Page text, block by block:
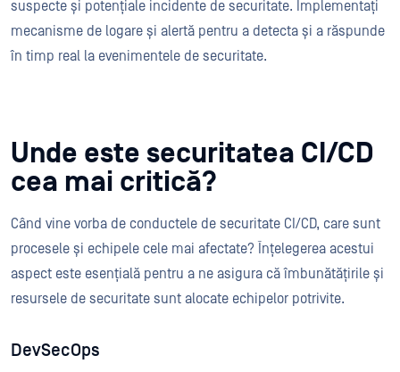
suspecte și potențiale incidente de securitate. Implementați
mecanisme de logare și alertă pentru a detecta și a răspunde
în timp real la evenimentele de securitate.
Unde este securitatea CI/CD
cea mai critică?
Când vine vorba de conductele de securitate CI/CD, care sunt
procesele și echipele cele mai afectate? Înțelegerea acestui
aspect este esențială pentru a ne asigura că îmbunătățirile și
resursele de securitate sunt alocate echipelor potrivite.
DevSecOps